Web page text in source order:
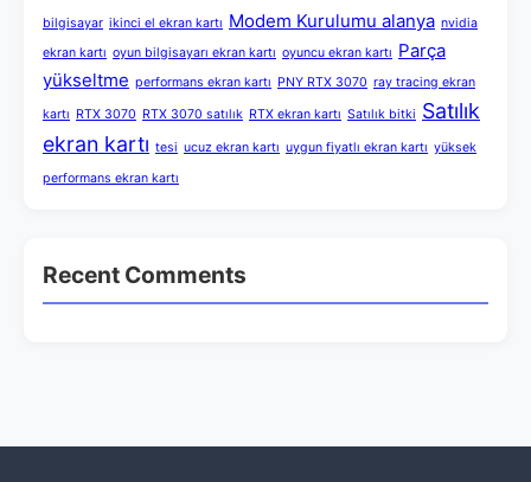
bilgisayar ikinci el ekran kartı Modem Kurulumu alanya nvidia
ekran kartı oyun bilgisayarı ekran kartı oyuncu ekran kartı Parça
yükseltme performans ekran kartı PNY RTX 3070 ray tracing ekran
kartı RTX 3070 RTX 3070 satılık RTX ekran kartı Satılık bitki Satılık
ekran kartı tesi ucuz ekran kartı uygun fiyatlı ekran kartı yüksek
performans ekran kartı
Recent Comments